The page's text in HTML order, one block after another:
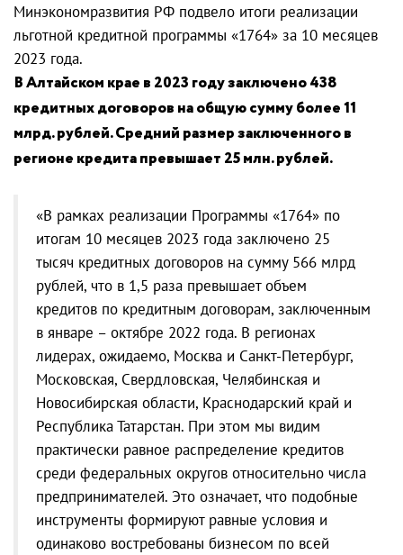
Минэкономразвития РФ подвело итоги реализации
льготной кредитной программы «1764» за 10 месяцев
2023 года.
В Алтайском крае в 2023 году заключено 438
кредитных договоров на общую сумму более 11
млрд. рублей. Средний размер заключенного в
регионе кредита превышает 25 млн. рублей.
«В рамках реализации Программы «1764» по
итогам 10 месяцев 2023 года заключено 25
тысяч кредитных договоров на сумму 566 млрд
рублей, что в 1,5 раза превышает объем
кредитов по кредитным договорам, заключенным
в январе – октябре 2022 года. В регионах
лидерах, ожидаемо, Москва и Санкт-Петербург,
Московская, Свердловская, Челябинская и
Новосибирская области, Краснодарский край и
Республика Татарстан. При этом мы видим
практически равное распределение кредитов
среди федеральных округов относительно числа
предпринимателей. Это означает, что подобные
инструменты формируют равные условия и
одинаково востребованы бизнесом по всей